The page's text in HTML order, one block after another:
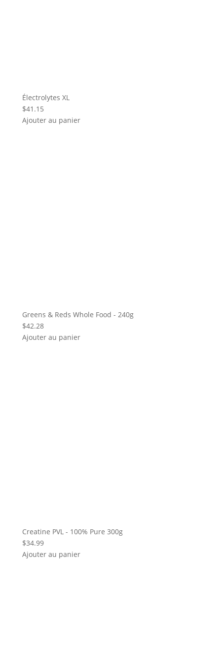
Électrolytes XL
$41.15
Ajouter au panier
Greens & Reds Whole Food - 240g
$42.28
Ajouter au panier
Creatine PVL - 100% Pure 300g
$34.99
Ajouter au panier